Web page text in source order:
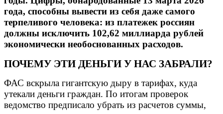
года, способны вывести из себя даже самого
терпеливого человека: из платежек россиян
должны исключить 102,62 миллиарда рублей
экономически необоснованных расходов.
ПОЧЕМУ ЭТИ ДЕНЬГИ У НАС ЗАБРАЛИ?
ФАС вскрыла гигантскую дыру в тарифах, куда
утекали деньги граждан. По итогам проверок
ведомство предписало убрать из расчетов суммы,